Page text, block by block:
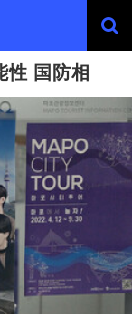
性 国防相